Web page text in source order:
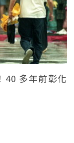
40 多年前彰化